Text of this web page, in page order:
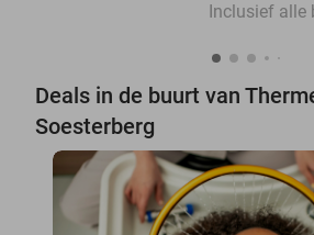
Inclusief alle
Deals in de buurt van
Soesterberg